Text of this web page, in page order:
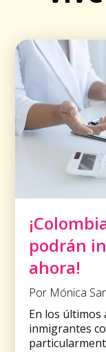
podrán
ahora!
Por Mónica
En los últimos
inmigrantes